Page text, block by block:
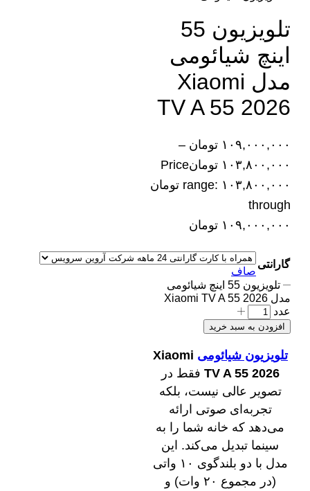
تلویزیون 55
اینچ شیائومی
مدل Xiaomi
TV A 55 2026
۱۰۹,۰۰۰,۰۰۰ تومان –
۱۰۳,۸۰۰,۰۰۰ تومانPrice
range: ۱۰۳,۸۰۰,۰۰۰ تومان
through
۱۰۹,۰۰۰,۰۰۰ تومان
گارانتی
صاف
تلویزیون 55 اینچ شیائومی
مدل Xiaomi TV A 55 2026
عدد
افزودن به سبد خرید
تلویزیون شیائومی Xiaomi
TV A 55 2026 فقط در
تصویر عالی نیست، بلکه
تجربه‌ای صوتی ارائه
می‌دهد که خانه شما را به
سینما تبدیل می‌کند. این
مدل با دو بلندگوی ۱۰ واتی
(در مجموع ۲۰ وات) و